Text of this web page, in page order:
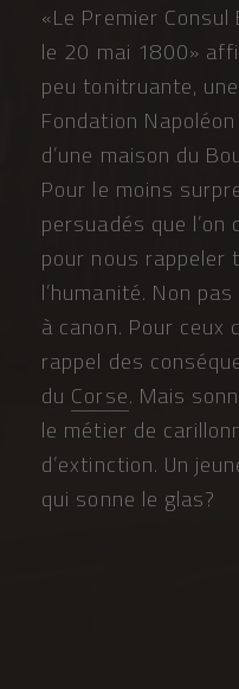
«Le Premier
le 20 mai 1800»
peu tonitruante,
Fondation
d’une maison du
Pour le moins
persuadés que
pour nous rappeler
l’humanité. Non
à canon. Pour ceux
rappel des
du Corse. Mais
le métier de
d’extinction. Un
qui sonne le glas?